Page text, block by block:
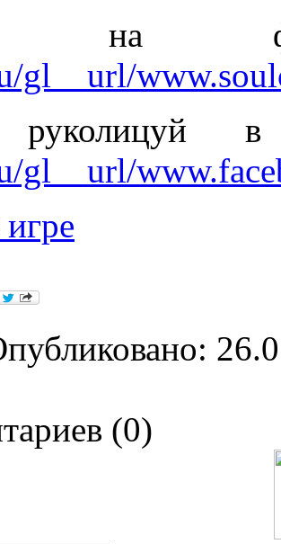
на
gl__url/
gl__url/
(0)